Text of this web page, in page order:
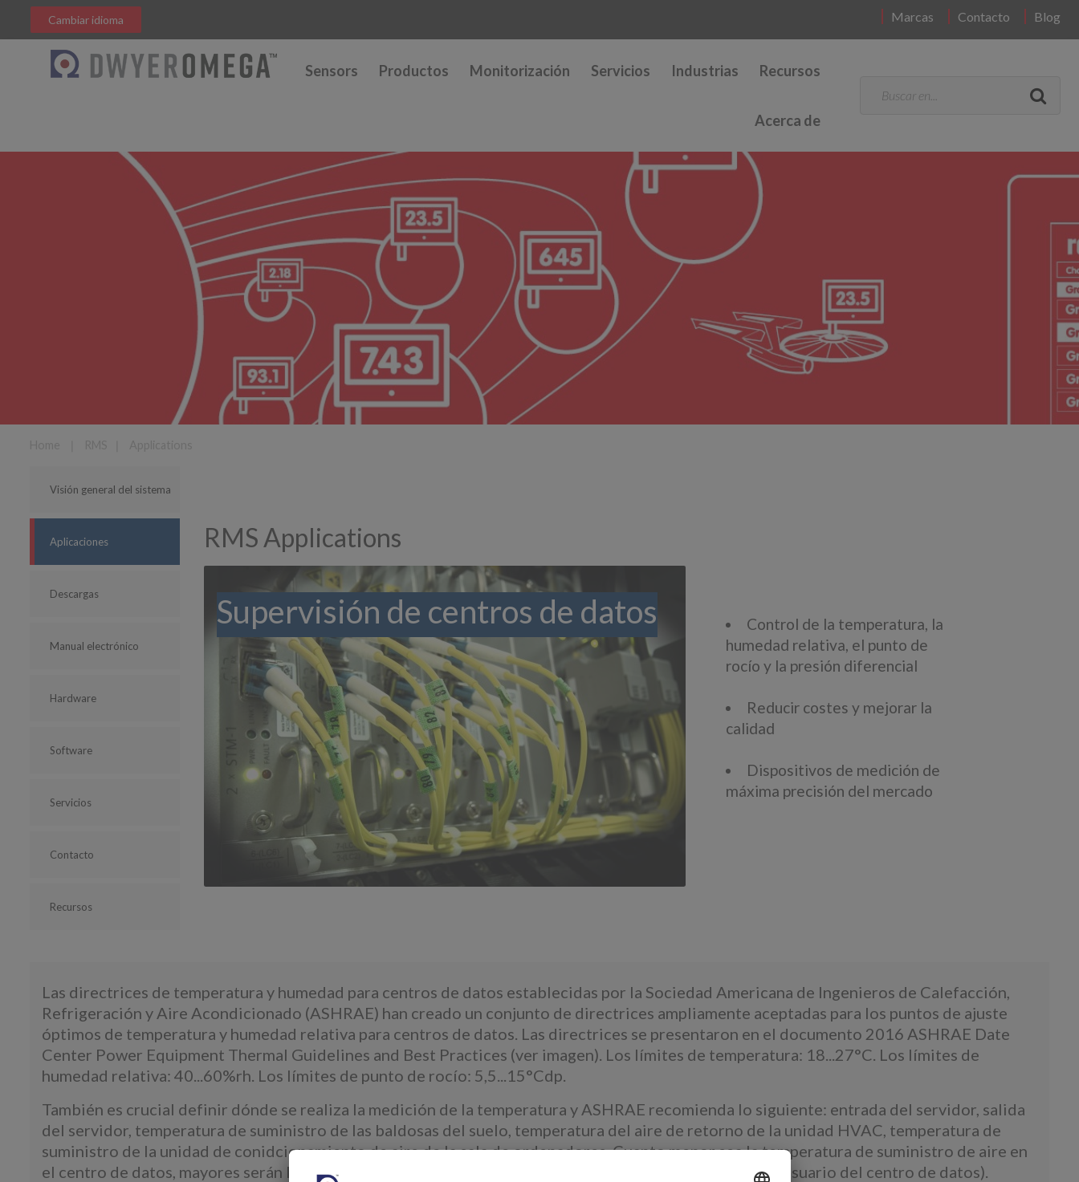
Marcas Contacto Blog
Cambiar idioma
Sensors Productos Monitorización Servicios Industrias Recursos
Acerca de
Visión general del sistema
Aplicaciones
Descargas
Manual electrónico
Hardware
Software
Servicios
Contacto
Recursos
RMS Applications
Supervisión de centros de datos
Control de la temperatura, la
humedad relativa, el punto de
rocío y la presión diferencial
Reducir costes y mejorar la
calidad
Dispositivos de medición de
máxima precisión del mercado
Las directrices de temperatura y humedad para centros de datos establecidas por la Sociedad Americana de Ingenieros de Calefacción,
Refrigeración y Aire Acondicionado (ASHRAE) han creado un conjunto de directrices ampliamente aceptadas para los puntos de ajuste
óptimos de temperatura y humedad relativa para centros de datos. Las directrices se presentaron en el documento 2016 ASHRAE Date
Center Power Equipment Thermal Guidelines and Best Practices (ver imagen). Los límites de temperatura: 18...27°C. Los límites de
humedad relativa: 40...60%rh. Los límites de punto de rocío: 5,5...15°Cdp.
También es crucial definir dónde se realiza la medición de la temperatura y ASHRAE recomienda lo siguiente: entrada del servidor, salida
del servidor, temperatura de suministro de las baldosas del suelo, temperatura del aire de retorno de la unidad HVAC, temperatura de
suministro de la unidad de conidcionamiento de aire de la sala de ordenadores. Cuanto menor sea la temperatura de suministro de aire en
el centro de datos, mayores serán los costes de refrigeración (que representan un coste enorme para el usuario del centro de datos).